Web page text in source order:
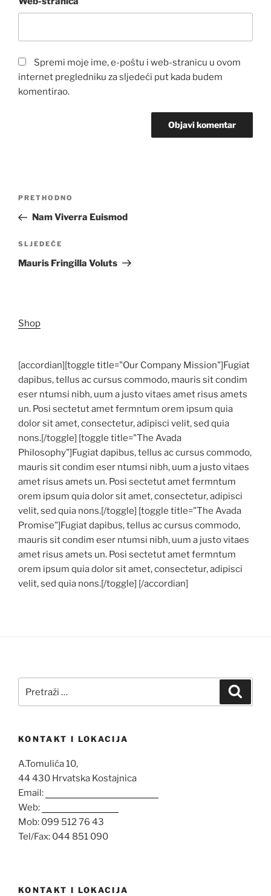
Spremi moje ime, e-poštu i web-stranicu u ovom
internet pregledniku za sljedeći put kada budem
komentirao.
Navigacija
Prethodna
objava
PRETHODNO
Nam Viverra Euismod
Sljedeća
objava
SLJEDEĆE
Mauris Fringilla Voluts
Shop
[accordian][toggle title="Our Company Mission"]Fugiat
dapibus, tellus ac cursus commodo, mauris sit condim
eser ntumsi nibh, uum a justo vitaes amet risus amets
un. Posi sectetut amet fermntum orem ipsum quia
dolor sit amet, consectetur, adipisci velit, sed quia
nons.[/toggle] [toggle title="The Avada
Philosophy"]Fugiat dapibus, tellus ac cursus commodo,
mauris sit condim eser ntumsi nibh, uum a justo vitaes
amet risus amets un. Posi sectetut amet fermntum
orem ipsum quia dolor sit amet, consectetur, adipisci
velit, sed quia nons.[/toggle] [toggle title="The Avada
Promise"]Fugiat dapibus, tellus ac cursus commodo,
mauris sit condim eser ntumsi nibh, uum a justo vitaes
amet risus amets un. Posi sectetut amet fermntum
orem ipsum quia dolor sit amet, consectetur, adipisci
velit, sed quia nons.[/toggle] [/accordian]
KONTAKT I LOKACIJA
A.Tomulića 10,
44 430 Hrvatska Kostajnica
Email:
Web:
Mob: 099 512 76 43
Tel/Fax: 044 851 090
KONTAKT I LOKACIJA